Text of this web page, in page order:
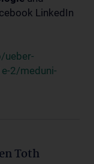
LinkedIn
ueber-
2/meduni-
Toth